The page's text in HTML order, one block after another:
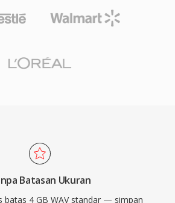
ideal untuk mixing real-time,
pemutaran prompt dalam
file mencapai ukuran dalam
rate, kedalaman bit, dan
lainnya menyediakan
native untuk impor dan ekspor
teknisi dan produser yang
Batasan Ukuran
batas 4 GB WAV standar — simpan